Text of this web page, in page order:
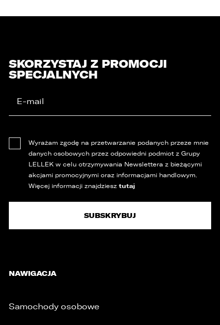
SKORZYSTAJ Z PROMOCJI
SPECJALNYCH
Wyrażam zgodę na przetwarzanie podanych przeze mnie
danych osobowych przez odpowiedni podmiot z Grupy
LELLEK w celu otrzymywania Newslettera z bieżącymi
akcjami promocyjnymi oraz informacjami handlowym.
Więcej informacji znajdziesz tutaj
NAWIGACJA
Samochody osobowe